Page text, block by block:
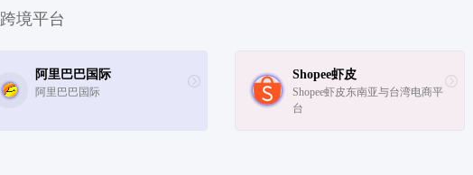
跨境平台
阿里巴巴国际
阿里巴巴国际
Shopee虾皮
Shopee虾皮东南亚与台湾电商平
台